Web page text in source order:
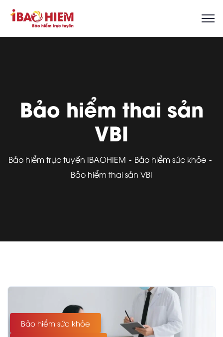
Bảo hiểm thai sản
VBI
Bảo hiểm trực tuyến IBAOHIEM
Bảo hiểm sức khỏe
Bảo hiểm thai sản VBI
Bảo hiểm sức khỏe